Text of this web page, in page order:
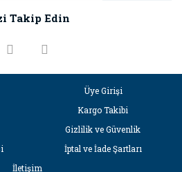
Takip Edin
Üye Girişi
Kargo Takibi
Gizlilik ve Güvenlik
İptal ve İade Şartları
İletişim